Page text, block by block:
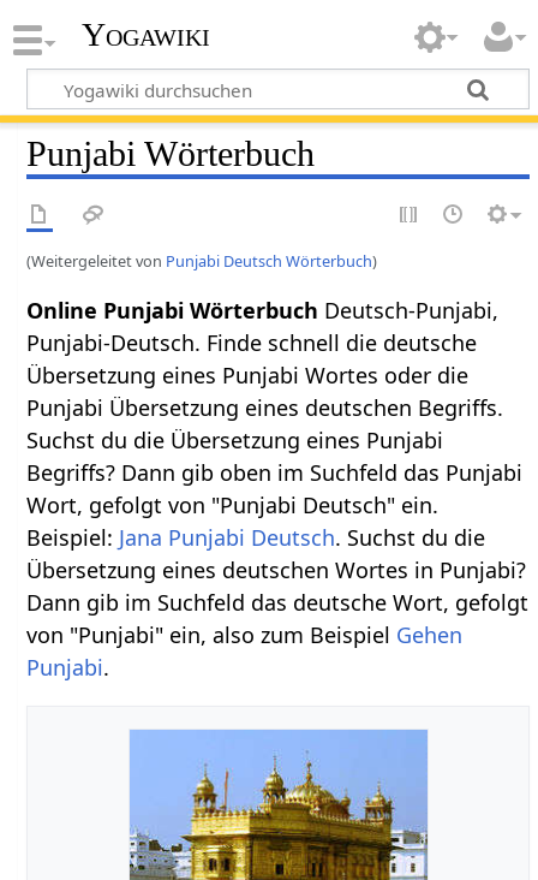
Yogawiki
Punjabi Wörterbuch
(Weitergeleitet von Punjabi Deutsch Wörterbuch)
Online Punjabi Wörterbuch Deutsch-Punjabi,
Punjabi-Deutsch. Finde schnell die deutsche
Übersetzung eines Punjabi Wortes oder die
Punjabi Übersetzung eines deutschen Begriffs.
Suchst du die Übersetzung eines Punjabi
Begriffs? Dann gib oben im Suchfeld das Punjabi
Wort, gefolgt von "Punjabi Deutsch" ein.
Beispiel: Jana Punjabi Deutsch. Suchst du die
Übersetzung eines deutschen Wortes in Punjabi?
Dann gib im Suchfeld das deutsche Wort, gefolgt
von "Punjabi" ein, also zum Beispiel Gehen
Punjabi.